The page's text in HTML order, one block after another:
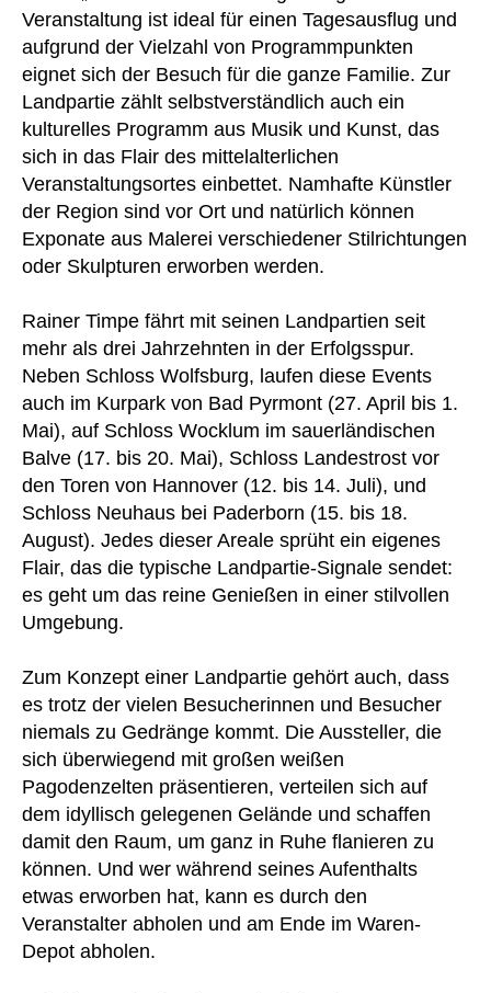
Veranstaltung ist ideal für einen Tagesausflug und
aufgrund der Vielzahl von Programmpunkten
eignet sich der Besuch für die ganze Familie. Zur
Landpartie zählt selbstverständlich auch ein
kulturelles Programm aus Musik und Kunst, das
sich in das Flair des mittelalterlichen
Veranstaltungsortes einbettet. Namhafte Künstler
der Region sind vor Ort und natürlich können
Exponate aus Malerei verschiedener Stilrichtungen
oder Skulpturen erworben werden.
Rainer Timpe fährt mit seinen Landpartien seit
mehr als drei Jahrzehnten in der Erfolgsspur.
Neben Schloss Wolfsburg, laufen diese Events
auch im Kurpark von Bad Pyrmont (27. April bis 1.
Mai), auf Schloss Wocklum im sauerländischen
Balve (17. bis 20. Mai), Schloss Landestrost vor
den Toren von Hannover (12. bis 14. Juli), und
Schloss Neuhaus bei Paderborn (15. bis 18.
August). Jedes dieser Areale sprüht ein eigenes
Flair, das die typische Landpartie-Signale sendet:
es geht um das reine Genießen in einer stilvollen
Umgebung.
Zum Konzept einer Landpartie gehört auch, dass
es trotz der vielen Besucherinnen und Besucher
niemals zu Gedränge kommt. Die Aussteller, die
sich überwiegend mit großen weißen
Pagodenzelten präsentieren, verteilen sich auf
dem idyllisch gelegenen Gelände und schaffen
damit den Raum, um ganz in Ruhe flanieren zu
können. Und wer während seines Aufenthalts
etwas erworben hat, kann es durch den
Veranstalter abholen und am Ende im Waren-
Depot abholen.